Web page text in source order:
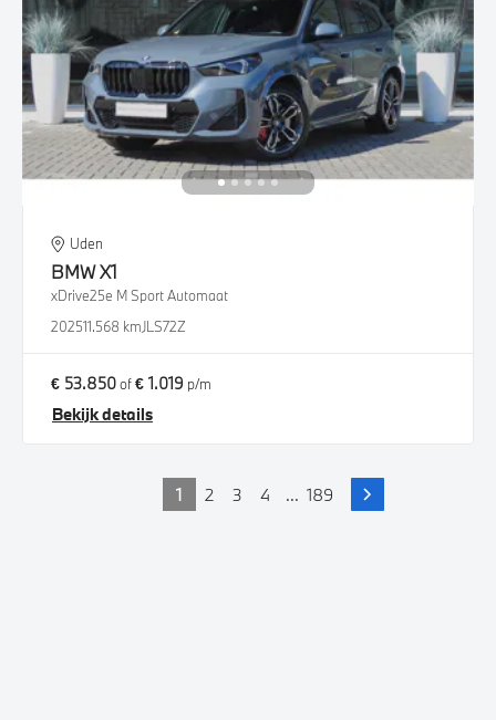
Uden
BMWX1
xDrive25e M Sport Automaat
202511.568 kmJLS72Z
€ 53.850of€ 1.019 p/m
Bekijk details
1 2 3 4 ... 189